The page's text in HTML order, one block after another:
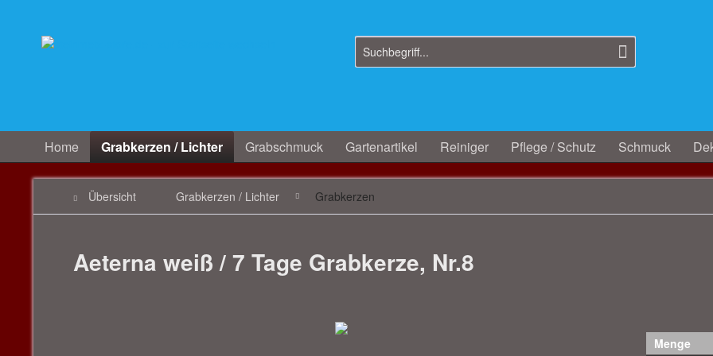
Home Grabkerzen / Lichter Grabschmuck Gartenartikel Reiniger Pflege / Schutz Schmuck
Übersicht Grabkerzen / Lichter Grabkerzen
Aeterna weiß / 7 Tage Grabkerze, Nr.8
Menge